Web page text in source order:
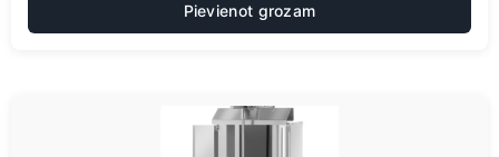
Pievienot grozam